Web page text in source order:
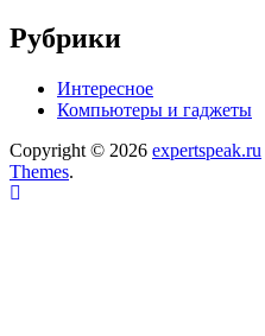
Рубрики
Интересное
Компьютеры и гаджеты
Copyright © 2026 expertspeak.ru
Themes.